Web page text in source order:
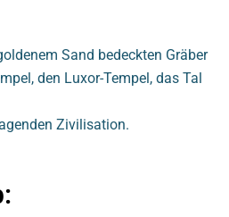
Sand bedeckten Gräber
den Luxor-Tempel, das Tal
Zivilisation.